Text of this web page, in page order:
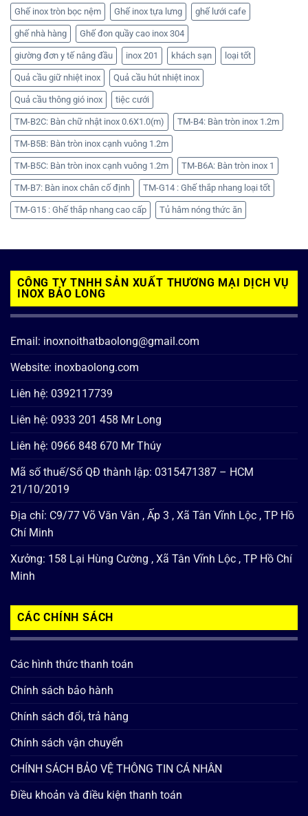
Ghế inox tròn bọc nệm Ghế inox tựa lưng ghế lưới cafe
ghế nhà hàng Ghế đon quầy cao inox 304
giường đơn y tế nâng đầu inox 201 khách sạn loại tốt
Quả cầu giữ nhiệt inox Quả cầu hút nhiệt inox
Quả cầu thông gió inox tiệc cưới
TM-B2C: Bàn chữ nhật inox 0.6X1.0(m) TM-B4: Bàn tròn inox 1.2m
TM-B5B: Bàn tròn inox cạnh vuông 1.2m
TM-B5C: Bàn tròn inox cạnh vuông 1.2m TM-B6A: Bàn tròn inox 1
TM-B7: Bàn inox chân cố định TM-G14 : Ghế thắp nhang loại tốt
TM-G15 : Ghế thắp nhang cao cấp Tủ hâm nóng thức ăn
CÔNG TY TNHH SẢN XUẤT THƯƠNG MẠI DỊCH VỤ
INOX BẢO LONG
Email: inoxnoithatbaolong@gmail.com
Website: inoxbaolong.com
Liên hệ: 0392117739
Liên hệ: 0933 201 458 Mr Long
Liên hệ: 0966 848 670 Mr Thúy
Mã số thuế/Số QĐ thành lập: 0315471387 – HCM
21/10/2019
Địa chỉ: C9/77 Võ Văn Vân , Ấp 3 , Xã Tân Vĩnh Lộc , TP Hồ
Chí Minh
Xưởng: 158 Lại Hùng Cường , Xã Tân Vĩnh Lộc , TP Hồ Chí
Minh
CÁC CHÍNH SÁCH
Các hình thức thanh toán
Chính sách bảo hành
Chính sách đổi, trả hàng
Chính sách vận chuyển
CHÍNH SÁCH BẢO VỆ THÔNG TIN CÁ NHÂN
Điều khoản và điều kiện thanh toán